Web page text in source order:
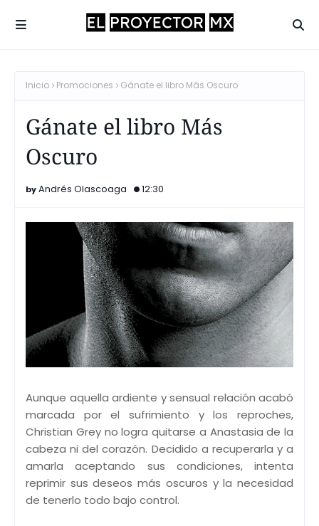
Inicio Promociones Gánate el libro Más Oscuro
Gánate el libro Más
Oscuro
Andrés Olascoaga 12:30
Aunque aquella ardiente y sensual relación acabó
marcada por el sufrimiento y los reproches,
Christian Grey no logra quitarse a Anastasia de la
cabeza ni del corazón. Decidido a recuperarla y a
amarla aceptando sus condiciones, intenta
reprimir sus deseos más oscuros y la necesidad
de tenerlo todo bajo control.